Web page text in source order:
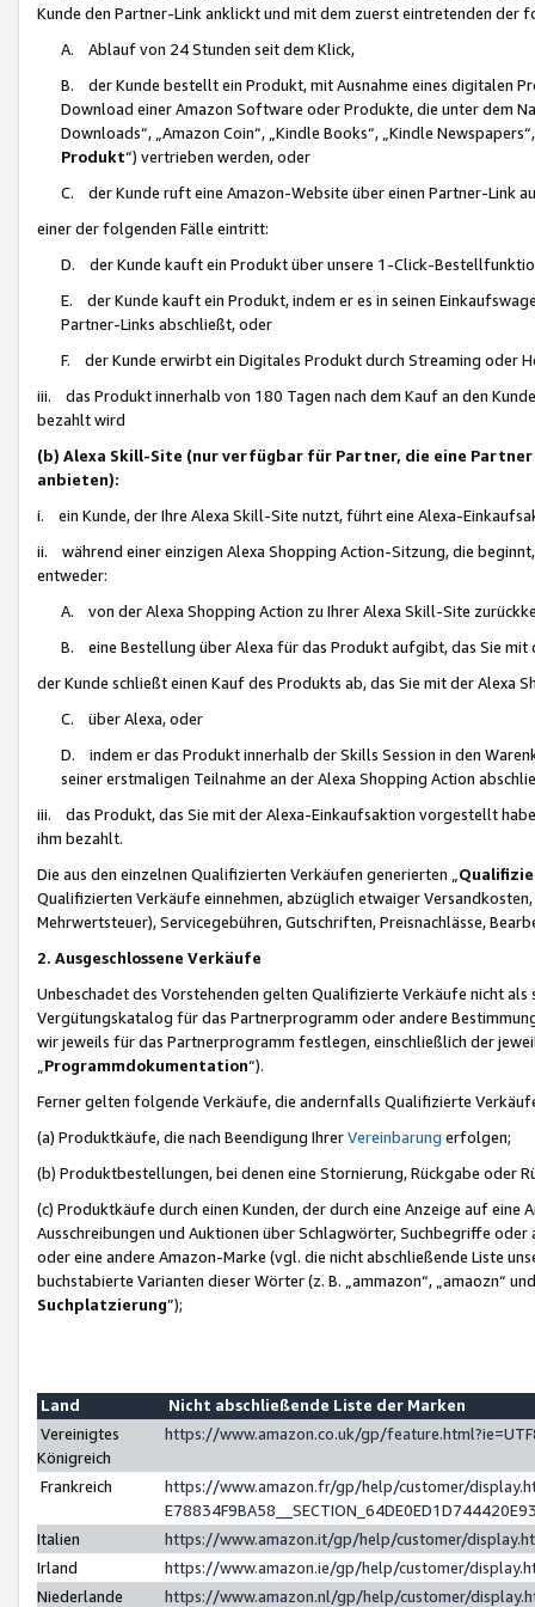
Kunde den Partner-Link anklickt und mit dem zuerst eintretenden der
A. Ablauf von 24 Stunden seit dem Klick,
B. der Kunde bestellt ein Produkt, mit Ausnahme eines digitalen
Download einer Amazon Software oder Produkte, die unter dem
Downloads“, „Amazon Coin“, „Kindle Books“, „Kindle
Produkt“) vertrieben werden, oder
C. der Kunde ruft eine Amazon-Website über einen Partner-Link
einer der folgenden Fälle eintritt:
D. der Kunde kauft ein Produkt über unsere 1-Click-
E. der Kunde kauft ein Produkt, indem er es in seinen
Partner-Links abschließt, oder
F. der Kunde erwirbt ein Digitales Produkt durch Streaming oder
iii. das Produkt innerhalb von 180 Tagen nach dem Kauf an den
bezahlt wird
(b) Alexa Skill-Site (nur verfügbar für Partner, die eine
anbieten):
i. ein Kunde, der Ihre Alexa Skill-Site nutzt, führt eine Alexa-
ii. während einer einzigen Alexa Shopping Action-Sitzung, die
entweder:
A. von der Alexa Shopping Action zu Ihrer Alexa Skill-Site
B. eine Bestellung über Alexa für das Produkt aufgibt, das Sie mit
der Kunde schließt einen Kauf des Produkts ab, das Sie mit der Alexa
C. über Alexa, oder
D. indem er das Produkt innerhalb der Skills Session in den
seiner erstmaligen Teilnahme an der Alexa Shopping Action
iii. das Produkt, das Sie mit der Alexa-Einkaufsaktion vorgestellt
ihm bezahlt.
Die aus den einzelnen Qualifizierten Verkäufen generierten „
Qualifizierten Verkäufe einnehmen, abzüglich etwaiger
Mehrwertsteuer), Servicegebühren, Gutschriften, Preisnachlässe,
2. Ausgeschlossene Verkäufe
Unbeschadet des Vorstehenden gelten Qualifizierte Verkäufe nicht
Vergütungskatalog für das Partnerprogramm oder andere
wir jeweils für das Partnerprogramm festlegen, einschließlich der
Programmdokumentation“).
Ferner gelten folgende Verkäufe, die andernfalls Qualifizierte
(a) Produktkäufe, die nach Beendigung IhrerVereinbarung erfolgen;
(b) Produktbestellungen, bei denen eine Stornierung, Rückgabe oder
(c) Produktkäufe durch einen Kunden, der durch eine Anzeige auf
Ausschreibungen und Auktionen über Schlagwörter, Suchbegriffe
oder eine andere Amazon-Marke (vgl. die nicht abschließende Liste
buchstabierte Varianten dieser Wörter (z. B. „ammazon“, „amaozn“
Suchplatzierung”);
Land
Nicht abschließende Liste der Marken
Vereinigtes
Königreich
https://www.amazon.co.uk/gp/
Frankreich
https://www.amazon.fr/gp/help/customer/
Italien
https://www.amazon.it/gp/help/customer/
Irland
https://www.amazon.ie/gp/help/customer/
Niederlande
https://www.amazon.nl/gp/help/customer/